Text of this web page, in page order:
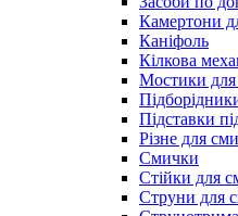
Камертони
Каніфоль
Кілкова
Мостики для
Підставки
Різне для
Смички
Стійки для
Струни для